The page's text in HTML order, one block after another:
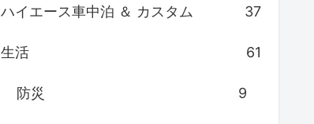
ハイエース車中泊 ＆ カスタム 37
生活 61
防災 9